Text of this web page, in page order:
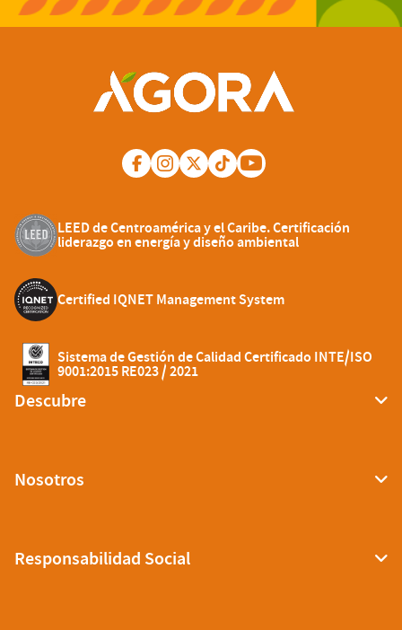
LEED de Centroamérica y el Caribe. Certificación
liderazgo en energía y diseño ambiental
Certified IQNET Management System
Sistema de Gestión de Calidad Certificado INTE/ISO
9001:2015 RE023 / 2021
Descubre
Nosotros
Responsabilidad Social